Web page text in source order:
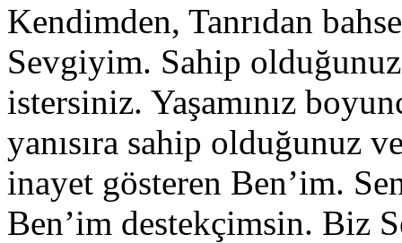
Kendimden, Tanrıdan
Sevgiyim. Sahip
istersiniz. Yaşamınız
yanısıra sahip olduğunuz
inayet gösteren Ben’im.
Ben’im destekçimsin. Biz